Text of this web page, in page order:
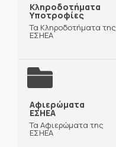
Κληροδοτήματα
Υποτροφίες
Τα Κληροδοτήματα της
ΕΣΗΕΑ
Αφιερώματα
ΕΣΗΕΑ
Τα Αφιερώματα της
ΕΣΗΕΑ